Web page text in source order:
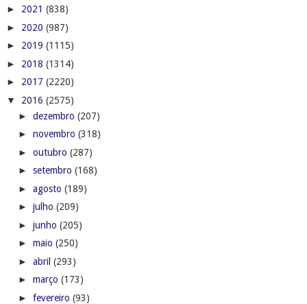
► 2021 (838)
► 2020 (987)
► 2019 (1115)
► 2018 (1314)
► 2017 (2220)
▼ 2016 (2575)
► dezembro (207)
► novembro (318)
► outubro (287)
► setembro (168)
► agosto (189)
► julho (209)
► junho (205)
► maio (250)
► abril (293)
► março (173)
► fevereiro (93)